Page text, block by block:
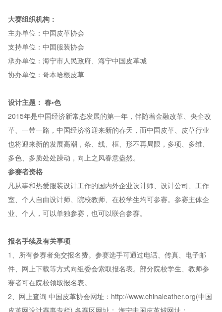
大赛组织机构：
主办单位：中国皮革协会
支持单位：中国服装协会
承办单位：海宁市人民政府、海宁中国皮革城
协办单位：哥本哈根皮草
设计主题： 春•色
2015年是中国经济新常态发展的第一年，伴随着金融改革、央企改
革、一带一路，中国经济将迎来新的春天，而中国皮革、皮草行业
也将迎来新的发展高潮，条、线、框、形不再局限，多项、多维、
多色、多质处处躁动，向上之风春意盎然。
参赛者资格
凡从事和热爱服装设计工作的国内外企业设计师、设计公司、工作
室、个人自由设计师、院校教师、在校学生均可参赛。参赛主体企
业、个人，可以单独参赛，也可以联合参赛。
报名手续及有关事项
1、所有参赛者免交报名费。参赛选手可通过电话、传真、电子邮
件、网上下载等方式向组委会索取报名表。部分院校学生、教师参
赛者可在院校领取报名表。
2、网上查询 中国皮革协会网址：http://www.chinaleather.org(中国
皮革网设计赛事专栏) 各赛区网址： 海宁中国皮革城网址：